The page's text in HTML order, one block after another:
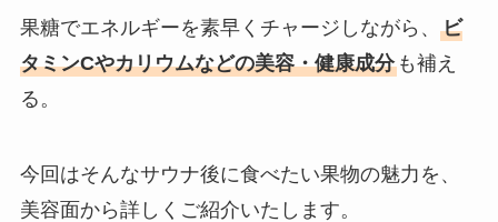
果糖でエネルギーを素早くチャージしながら、 ビ
タミンCやカリウムなどの美容・健康成分も補え
る。
今回はそんなサウナ後に食べたい果物の魅力を、
美容面から詳しくご紹介いたします。